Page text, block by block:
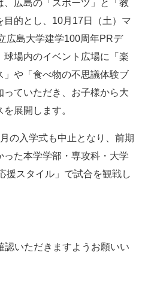
広島の「スポーツ」と「教
的とし、10月17日（土）マ
広島大学建学100周年PRデ
場内のイベント広場に「楽
」や「食べ物の不思議体験ブ
ていただき、お子様から大
展開します。
の入学式も中止となり、前期
た本学学部・専攻科・大学
援スタイル」で試合を観戦し
いただきますようお願いい